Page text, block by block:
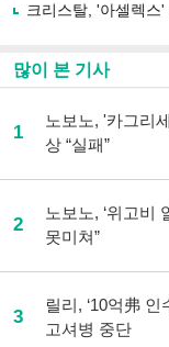
크리스탈, '아셀렉스
많이 본 기사
1
노보노, '카그리
상 “실패”
2
노보노, ‘위고비
못미쳐”
3
릴리, ‘10억弗
고셔병 중단